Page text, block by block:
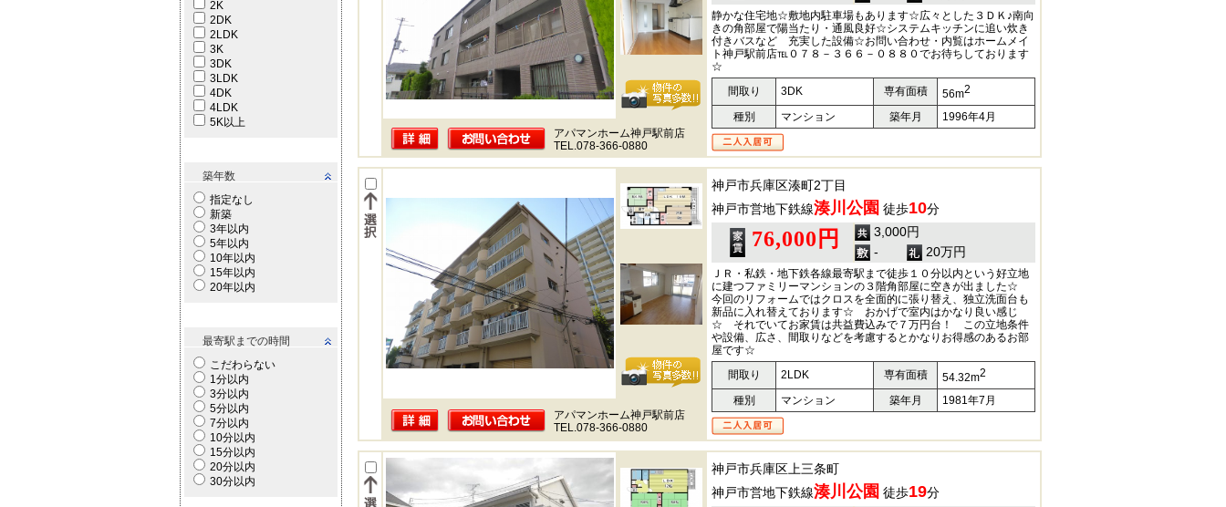
2K
2DK
2LDK
3K
3DK
3LDK
4DK
4LDK
5K以上
築年数
指定なし
新築
3年以内
5年以内
10年以内
15年以内
20年以内
最寄駅までの時間
こだわらない
1分以内
3分以内
5分以内
7分以内
10分以内
15分以内
20分以内
30分以内
静かな住宅地☆敷地内駐車場もあります☆広々とした３ＤＫ♪南向
きの角部屋で陽当たり・通風良好☆システムキッチンに追い炊き
付きバスなど 充実した設備☆お問い合わせ・内覧はホームメイ
ト神戸駅前店℡０７８－３６６－０８８０でお待ちしております
☆
間取り
3DK 専有面積 56m2
種別 マンション 築年月
1996年4月
アパマンホーム神戸駅前店
TEL.078-366-0880
神戸市兵庫区湊町2丁目
神戸市営地下鉄線湊川公園 徒歩10分
76,000円
3,000円
-
20万円
ＪＲ・私鉄・地下鉄各線最寄駅まで徒歩１０分以内という好立地
に建つファミリーマンションの３階角部屋に空きが出ました☆
今回のリフォームではクロスを全面的に張り替え、独立洗面台も
新品に入れ替えております☆ おかげで室内はかなり良い感じ
☆ それでいてお家賃は共益費込みで７万円台！ この立地条件
や設備、広さ、間取りなどを考慮するとかなりお得感のあるお部
屋です☆
間取り
2LDK 専有面積 54.32m2
種別 マンション 築年月
1981年7月
アパマンホーム神戸駅前店
TEL.078-366-0880
神戸市兵庫区上三条町
神戸市営地下鉄線湊川公園 徒歩19分